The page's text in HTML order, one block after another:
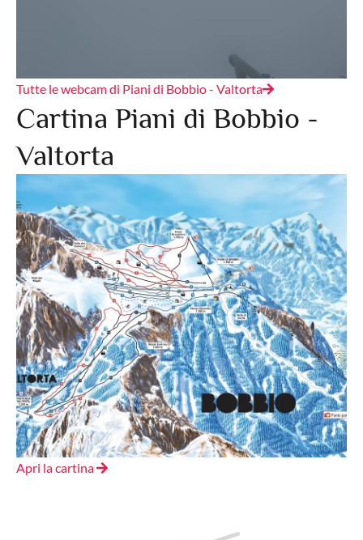
Tutte le webcam di Piani di Bobbio - Valtorta
Cartina Piani di Bobbio -
Valtorta
Apri la cartina